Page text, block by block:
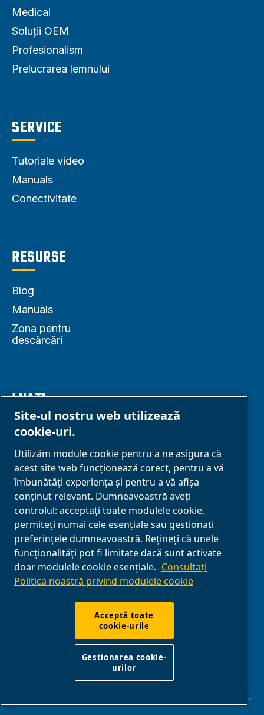
Medical
Soluții OEM
Profesionalism
Prelucrarea lemnului
SERVICE
Tutoriale video
Manuals
Conectivitate
RESURSE
Blog
Manuals
Zona pentru
descărcări
LUAȚI
LEGĂTURA
Contactați-ne
Găsiți un
distribuitor ABAC
Despre noi
PARTENERIAT
Site-ul nostru web utilizează
cookie-uri.
Utilizăm module cookie pentru a ne asigura că
acest site web funcționează corect, pentru a vă
îmbunătăți experiența și pentru a vă afișa
conținut relevant. Dumneavoastră aveți
controlul: acceptați toate modulele cookie,
permiteți numai cele esențiale sau gestionați
preferințele dumneavoastră. Rețineți că unele
funcționalități pot fi limitate dacă sunt activate
doar modulele cookie esențiale. Consultați
Politica noastră privind modulele cookie
Acceptă toate
cookie-urile
Gestionarea cookie-
urilor